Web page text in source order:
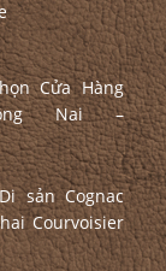
Cửa Hàng
Nai –
sản Cognac
Courvoisier